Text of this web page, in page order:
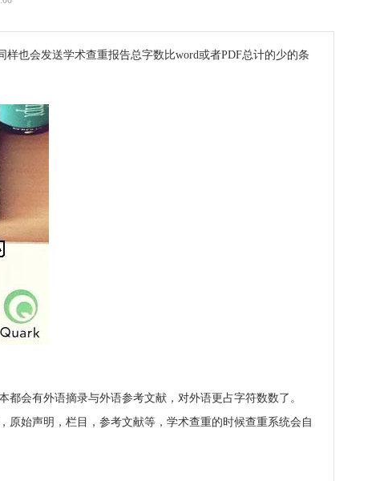
也会发送学术查重报告总字数比word或者PDF总计的少的条
会有外语摘录与外语参考文献，对外语更占字符数数了。
始声明，栏目，参考文献等，学术查重的时候查重系统会自